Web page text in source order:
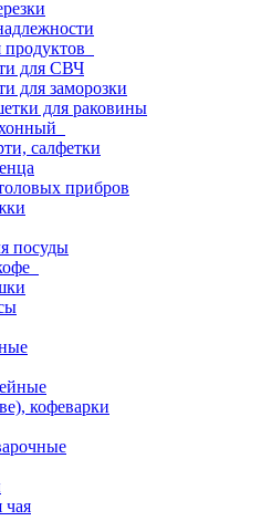
продуктов
для СВЧ
для заморозки
для раковины
салфетки
прибров
посуды
кофеварки
чая